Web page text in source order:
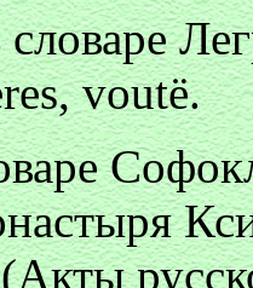
voutё.